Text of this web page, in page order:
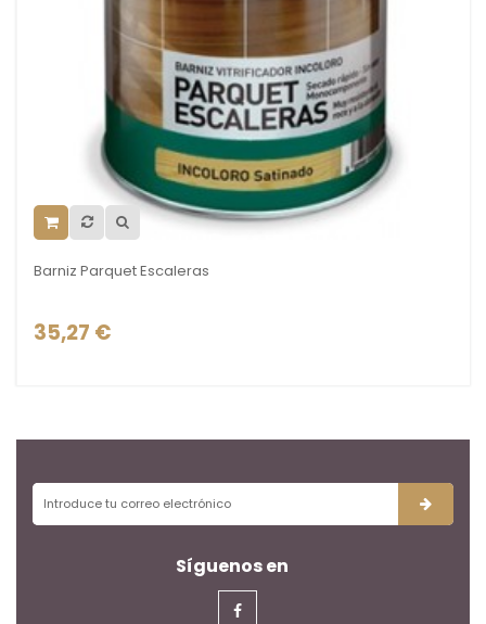
Barniz Parquet Escaleras
35,27 €
Síguenos en